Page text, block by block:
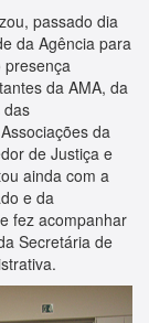
passado dia
da Agência para
presença
da AMA, da
das
da
de Justiça e
ainda com a
e da
fez acompanhar
Secretária de